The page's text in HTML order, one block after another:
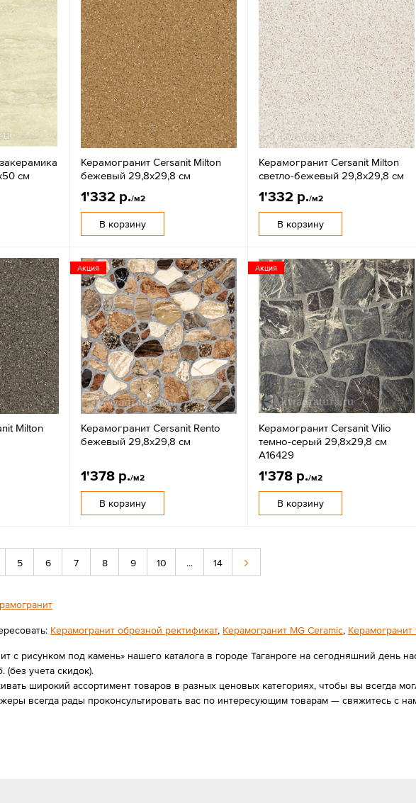
см
Керамогранит Cersanit Milton
бежевый 29,8x29,8 см
1'332 р./м2
В корзину
Керамогранит Cersanit Milton
светло-бежевый 29,8x29,8 см
1'332 р./м2
В корзину
Milton
Акция
Керамогранит Cersanit Rento
бежевый 29,8х29,8 см
1'378 р./м2
В корзину
Акция
Керамогранит Cersanit Vilio
темно-серый 29,8x29,8 см
A16429
1'378 р./м2
В корзину
5 6 7 8 9 10 ... 14
Керамогранит обрезной ректификат, Керамогранит MG Ceramic,
с рисунком под камень» нашего каталога в городе Таганроге на сегодняшний день
(без учета скидок).
широкий ассортимент товаров в разных ценовых категориях, чтобы вы всегда
всегда рады проконсультировать вас по интересующим товарам — свяжитесь с